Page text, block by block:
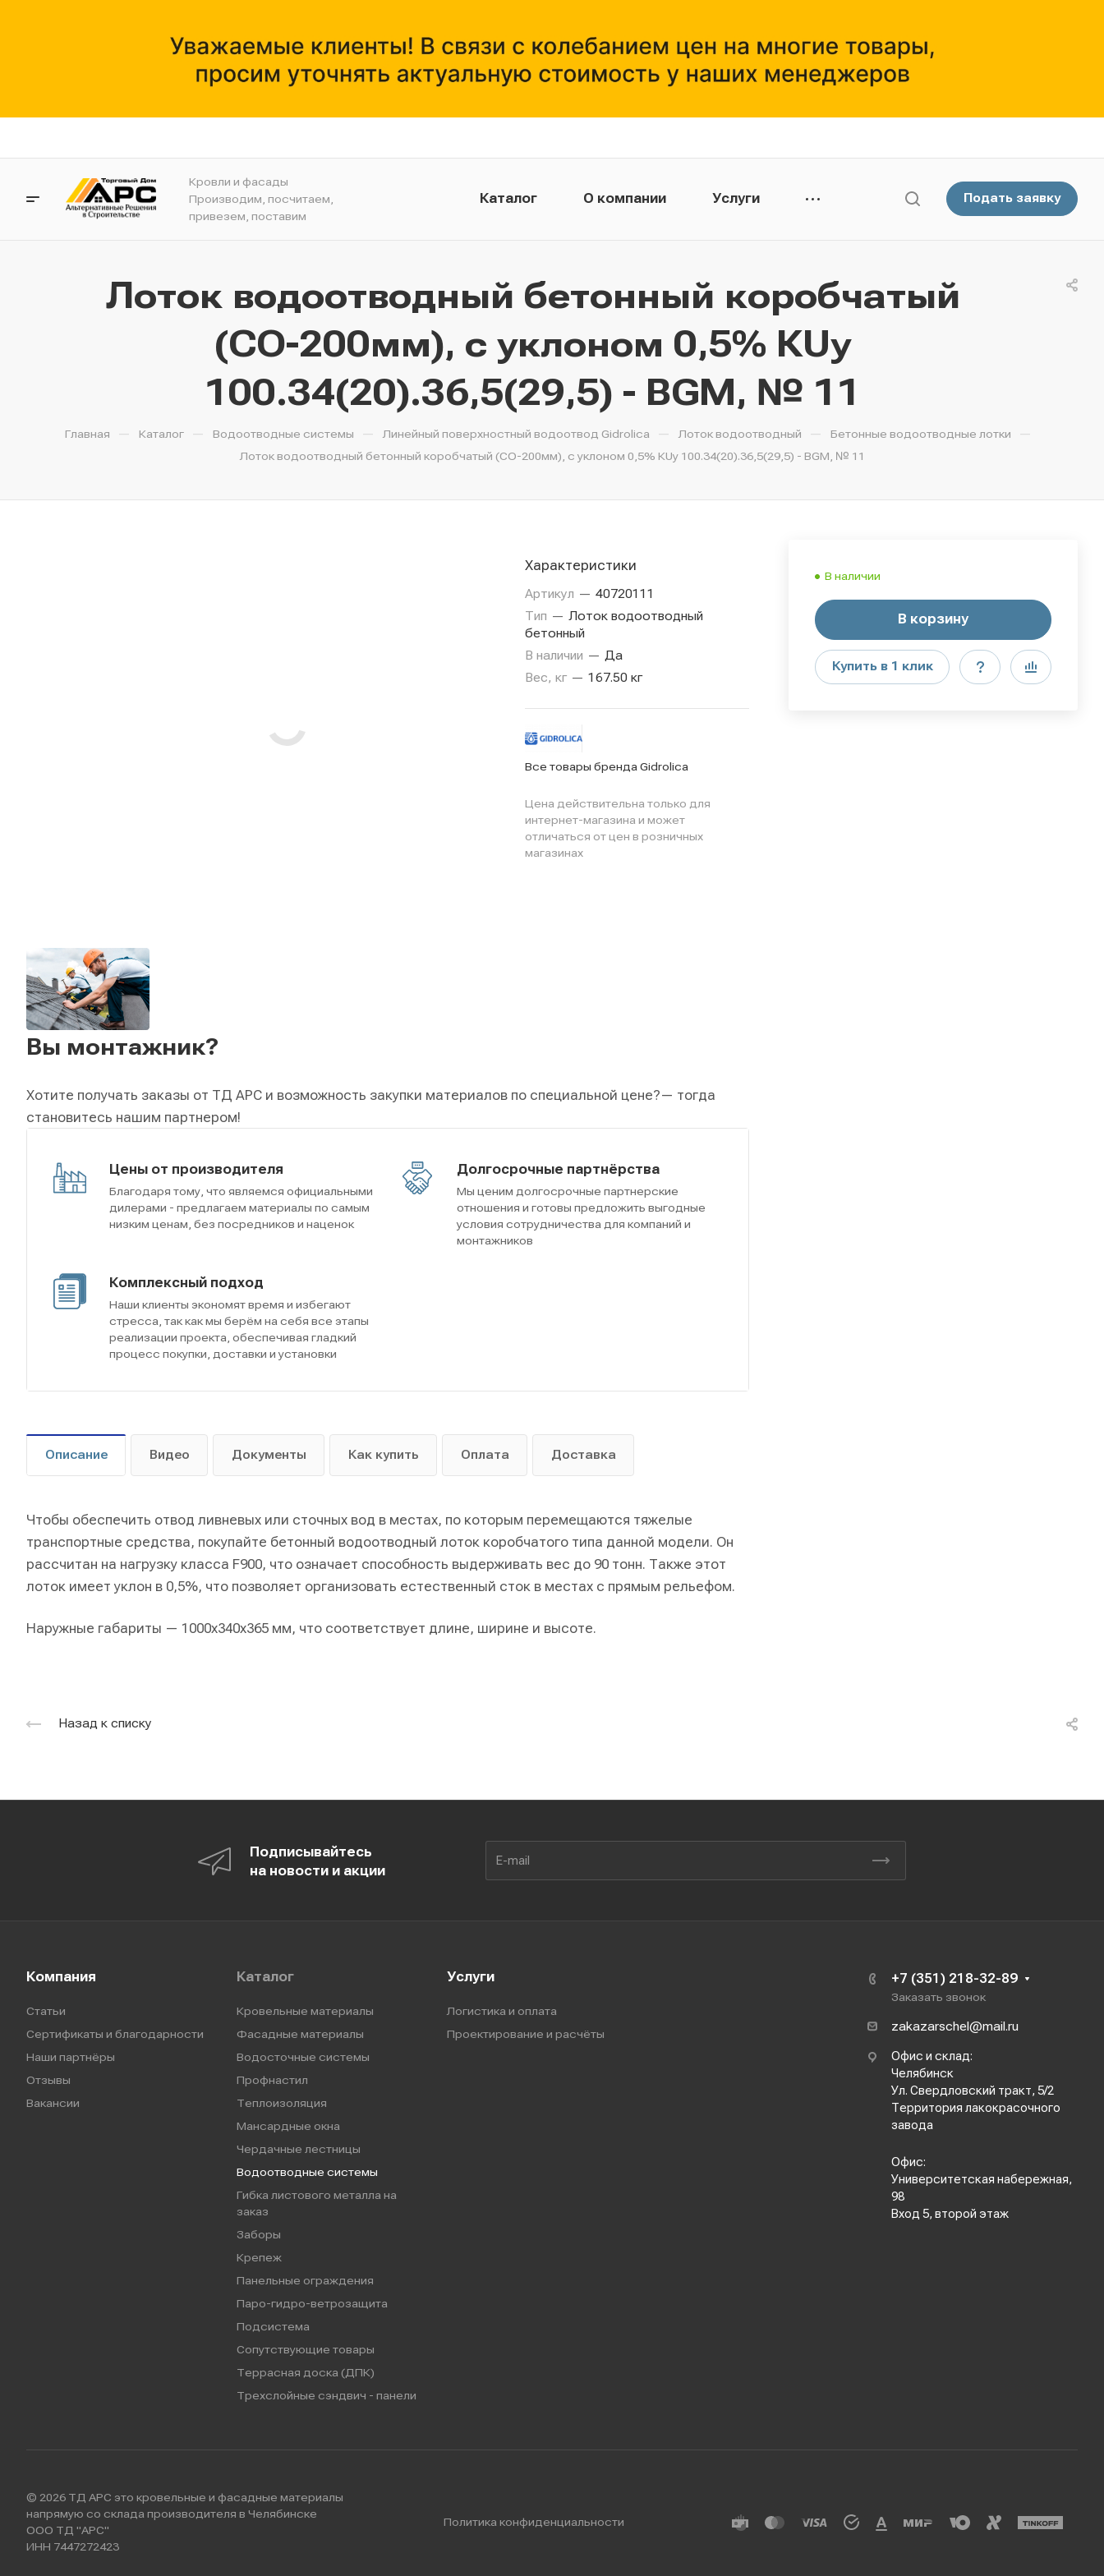
Кровли и фасады
Производим, посчитаем,
привезем, поставим
Каталог О компании Услуги Подать заявку
Лоток водоотводный бетонный коробчатый
(СО-200мм), с уклоном 0,5% КUу
100.34(20).36,5(29,5) - BGМ, № 11
Главная — Каталог — Водоотводные системы — Линейный поверхностный водоотвод Gidrolica — Лоток водоотводный — Бетонные водоотводные лотки —
Лоток водоотводный бетонный коробчатый (СО-200мм), с уклоном 0,5% КUу 100.34(20).36,5(29,5) - BGМ, № 11
В наличии
В корзину
Купить в 1 клик
Характеристики
Артикул — 40720111
Тип — Лоток водоотводный
бетонный
В наличии — Да
Вес, кг — 167.50 кг
Все товары бренда Gidrolica
Цена действительна только для
интернет-магазина и может
отличаться от цен в розничных
магазинах
Вы монтажник?
Хотите получать заказы от ТД АРС и возможность закупки материалов по специальной цене?— тогда
становитесь нашим партнером!
Цены от производителя
Благодаря тому, что являемся официальными
дилерами - предлагаем материалы по самым
низким ценам, без посредников и наценок
Долгосрочные партнёрства
Мы ценим долгосрочные партнерские
отношения и готовы предложить выгодные
условия сотрудничества для компаний и
монтажников
Комплексный подход
Наши клиенты экономят время и избегают
стресса, так как мы берём на себя все этапы
реализации проекта, обеспечивая гладкий
процесс покупки, доставки и установки
Описание Видео Документы Как купить Оплата Доставка
Чтобы обеспечить отвод ливневых или сточных вод в местах, по которым перемещаются тяжелые
транспортные средства, покупайте бетонный водоотводный лоток коробчатого типа данной модели. Он
рассчитан на нагрузку класса F900, что означает способность выдерживать вес до 90 тонн. Также этот
лоток имеет уклон в 0,5%, что позволяет организовать естественный сток в местах с прямым рельефом.
Наружные габариты — 1000х340х365 мм, что соответствует длине, ширине и высоте.
Назад к списку
Подписывайтесь
на новости и акции
Компания
Статьи
Сертификаты и благодарности
Наши партнёры
Отзывы
Вакансии
Каталог
Кровельные материалы
Фасадные материалы
Водосточные системы
Профнастил
Теплоизоляция
Мансардные окна
Чердачные лестницы
Водоотводные системы
Гибка листового металла на
заказ
Заборы
Крепеж
Панельные ограждения
Паро-гидро-ветрозащита
Подсистема
Сопутствующие товары
Террасная доска (ДПК)
Трехслойные сэндвич - панели
Услуги
Логистика и оплата
Проектирование и расчёты
+7 (351) 218-32-89
Заказать звонок
zakazarschel@mail.ru
Офис и склад:
Челябинск
Ул. Свердловский тракт, 5/2
Территория лакокрасочного
завода
Офис:
Университетская набережная,
98
Вход 5, второй этаж
© 2026 ТД АРС это кровельные и фасадные материалы
напрямую со склада производителя в Челябинске
ООО ТД "АРС"
ИНН 7447272423
Политика конфиденциальности